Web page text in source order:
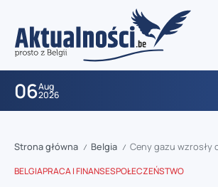
06Aug
2026
Strona główna / Belgia / Ceny gazu wzrosły o 115% w ciągu roku – czy
BELGIAPRACA I FINANSESPOŁECZEŃSTWO